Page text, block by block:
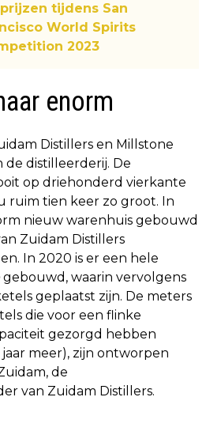
tijdens San
World Spirits
2023
enorm
Distillers en Millstone
de distilleerderij. De
op driehonderd vierkante
ruim tien keer zo groot. In
nieuw warenhuis gebouwd
Zuidam Distillers
In 2020 is er een hele
gebouwd, waarin vervolgens
geplaatst zijn. De meters
die voor een flinke
gezorgd hebben
meer), zijn ontworpen
de
van Zuidam Distillers.